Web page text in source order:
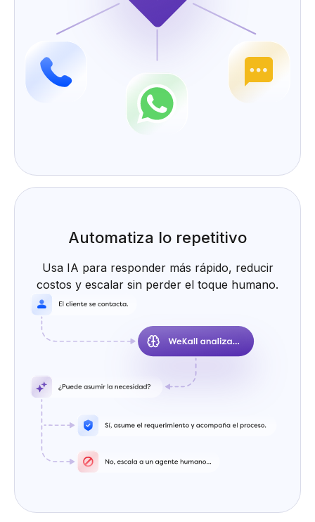
Automatiza lo repetitivo
Usa IA para responder más rápido, reducir
costos y escalar sin perder el toque humano.